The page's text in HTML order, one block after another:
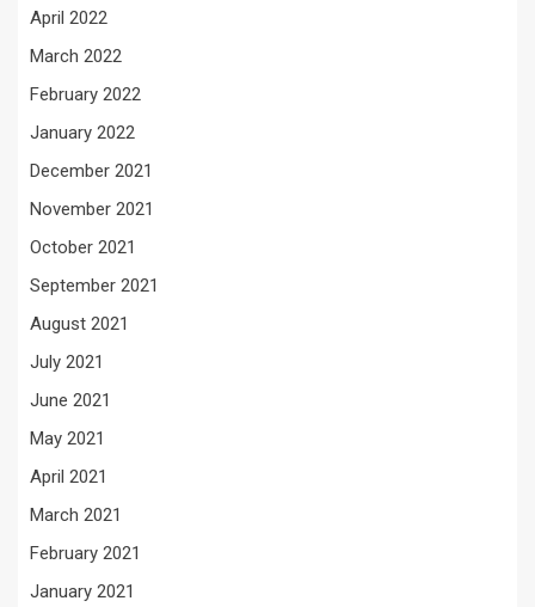
April 2022
March 2022
February 2022
January 2022
December 2021
November 2021
October 2021
September 2021
August 2021
July 2021
June 2021
May 2021
April 2021
March 2021
February 2021
January 2021